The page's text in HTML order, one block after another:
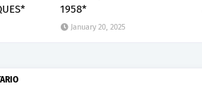
1958*
January 20, 2025